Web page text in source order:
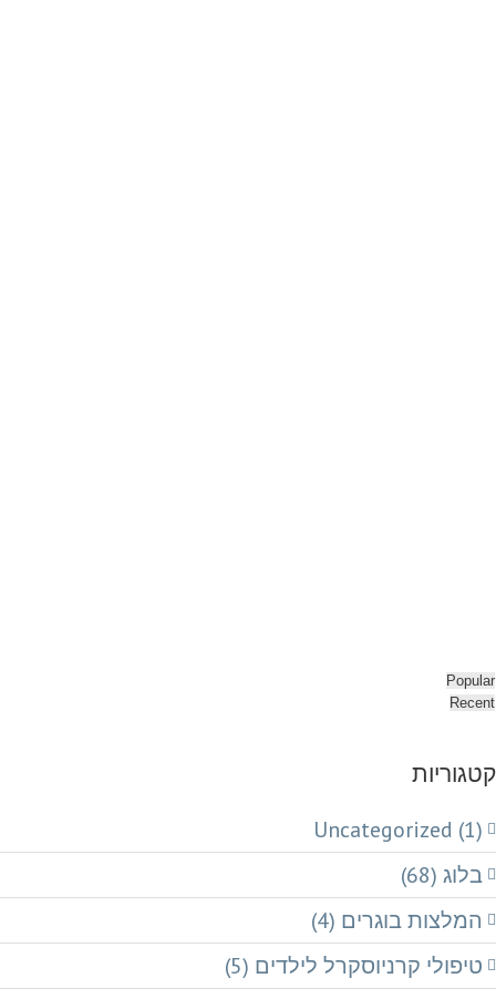
Popular
Recent
קטגוריות
Uncategorized (1)
בלוג (68)
המלצות בוגרים (4)
טיפולי קרניוסקרל לילדים (5)